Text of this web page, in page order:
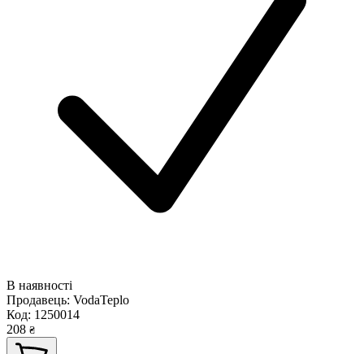
В наявності
Продавець: VodaTeplo
Код: 1250014
208 ₴